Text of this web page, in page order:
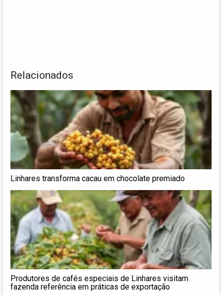
Relacionados
Linhares transforma cacau em chocolate premiado
Produtores de cafés especiais de Linhares visitam
fazenda referência em práticas de exportação